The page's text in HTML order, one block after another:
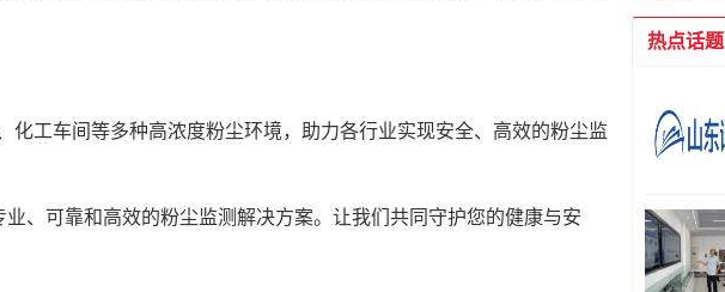
工车间等多种高浓度粉尘环境，助力各行业实现安全、高效的粉尘监
可靠和高效的粉尘监测解决方案。让我们共同守护您的健康与安
热点话题